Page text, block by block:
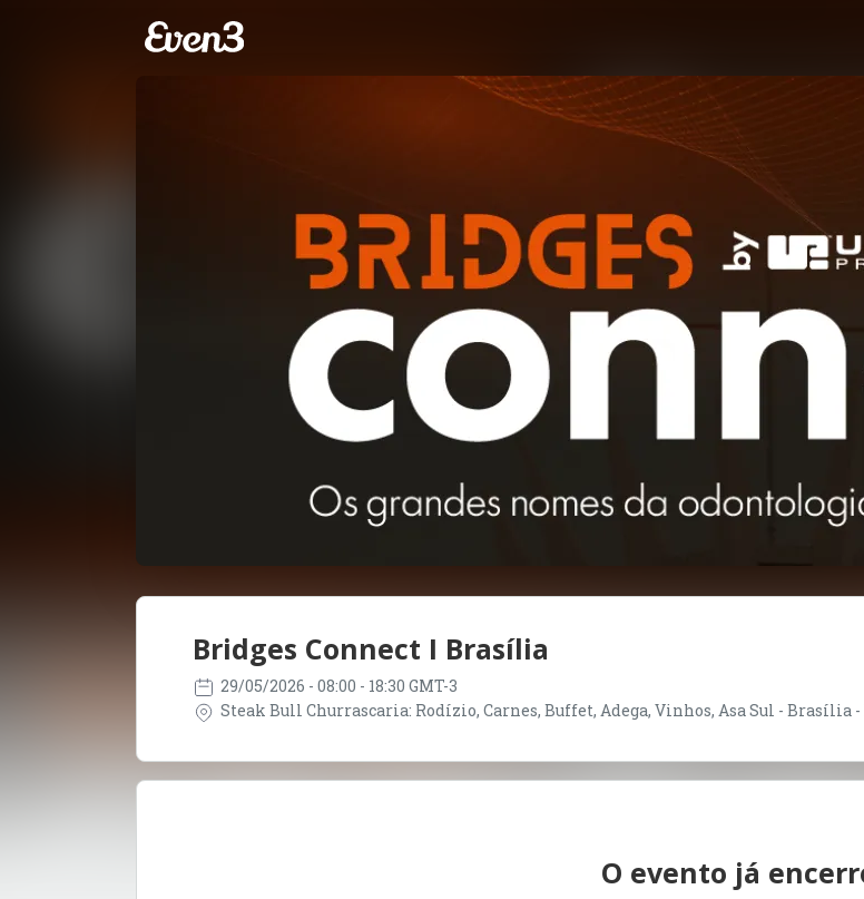
Bridges Connect I Brasília
29/05/2026 - 08:00 - 18:30 GMT-3
Steak Bull Churrascaria: Rodízio, Carnes, Buffet, Adega, Vinhos, Asa Sul -
O evento já